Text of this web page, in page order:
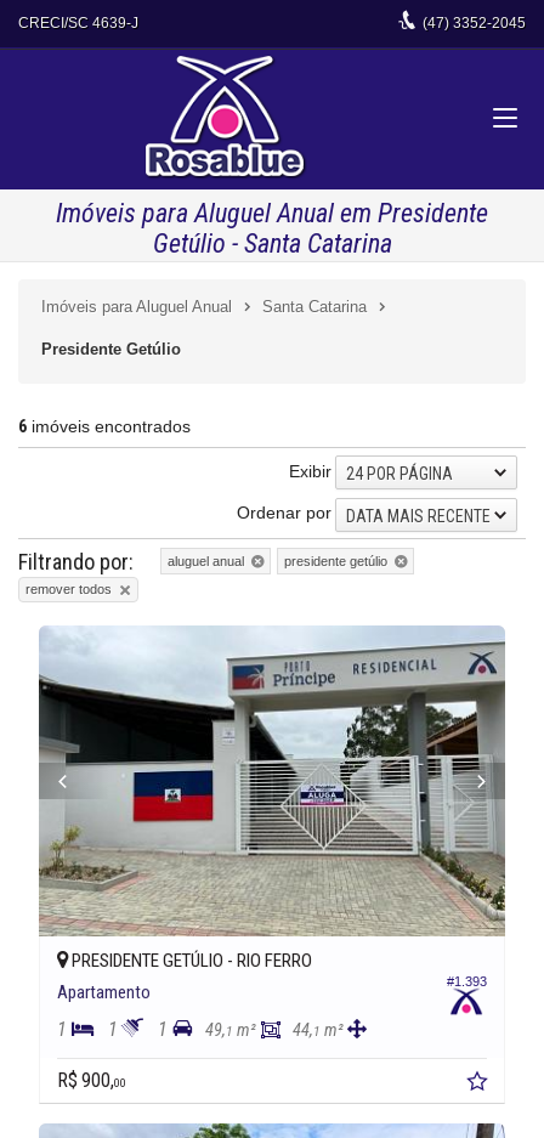
CRECI/SC 4639-J (47) 3352-2045
Imóveis para Aluguel Anual em Presidente
Getúlio - Santa Catarina
Imóveis para Aluguel Anual Santa Catarina
Presidente Getúlio
6 imóveis encontrados
Exibir
24 POR PÁGINA
Ordenar por
DATA MAIS RECENTE
Filtrando por: aluguel anual
presidente getúlio
remover todos
#1.393
PRESIDENTE GETÚLIO - RIO FERRO
Apartamento
1 1 1 49,1 m² 44,1 m²
R$ 900,00